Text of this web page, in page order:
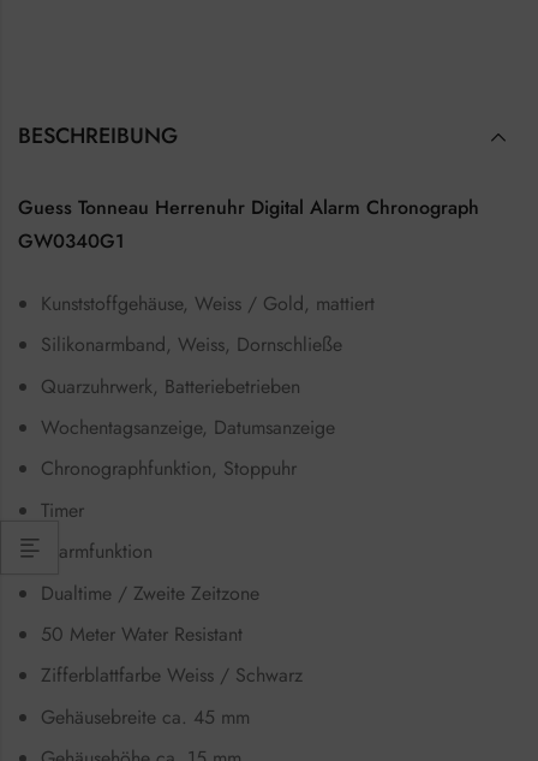
BESCHREIBUNG
Guess Tonneau Herrenuhr Digital Alarm Chronograph
GW0340G1
Kunststoffgehäuse, Weiss / Gold, mattiert
Silikonarmband, Weiss, Dornschließe
Quarzuhrwerk, Batteriebetrieben
Wochentagsanzeige, Datumsanzeige
Chronographfunktion, Stoppuhr
Timer
Alarmfunktion
Dualtime / Zweite Zeitzone
50 Meter Water Resistant
Zifferblattfarbe Weiss / Schwarz
Gehäusebreite ca. 45 mm